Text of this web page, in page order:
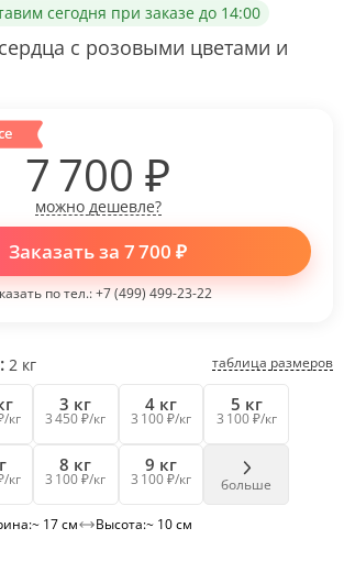
сегодня при заказе до 14:00
с розовыми цветами и
2 кг таблица размеров
кг
3 кг
3 450 ₽/кг
4 кг
3 100 ₽/кг
5 кг
3 100 ₽/кг
кг
8 кг
3 100 ₽/кг
9 кг
3 100 ₽/кг больше
~ 17 см Высота:~ 10 см
7 700 ₽
можно дешевле?
Заказать за 7 700 ₽
по тел.:+7 (499) 499-23-22